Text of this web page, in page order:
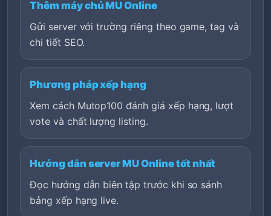
Thêm máy chủ MU Online
Gửi server với trường riêng theo game, tag và
chi tiết SEO.
Phương pháp xếp hạng
Xem cách Mutop100 đánh giá xếp hạng, lượt
vote và chất lượng listing.
Hướng dẫn server MU Online tốt nhất
Đọc hướng dẫn biên tập trước khi so sánh
bảng xếp hạng live.